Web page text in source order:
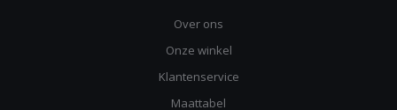
Over ons
Onze winkel
Klantenservice
Maattabel